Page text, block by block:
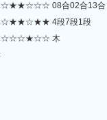
08合02合13合
4段7段1段
木